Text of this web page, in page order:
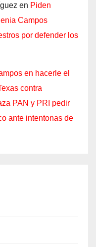
en Piden
Campos
por defender los
en hacerle el
contra
PAN y PRI pedir
ante intentonas de